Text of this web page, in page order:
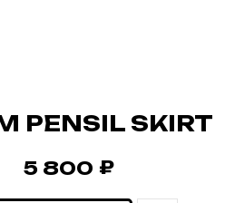
PENSIL SKIRT
5 800 ₽